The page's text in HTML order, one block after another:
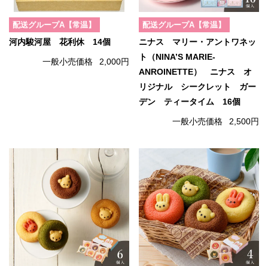
配送グループA【常温】
河内駿河屋 花利休 14個
一般小売価格 2,000円
配送グループA【常温】
ニナス マリー・アントワネッ
ト（NINA’S MARIE-
ANROINETTE） ニナス オ
リジナル シークレット ガー
デン ティータイム 16個
一般小売価格 2,500円